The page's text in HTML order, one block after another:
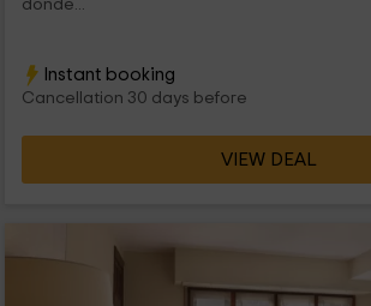
donde...
Instant booking
Cancellation 30 days before
VIEW DEAL